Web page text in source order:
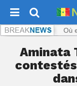
: Où est
Aminata